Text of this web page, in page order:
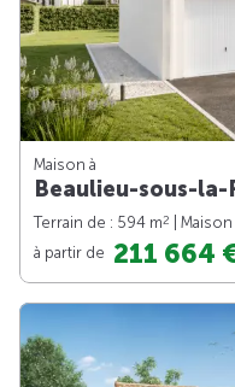
Maison à
Beaulieu-sous-la-
Terrain de : 594 m2 |
à partir de 211 664